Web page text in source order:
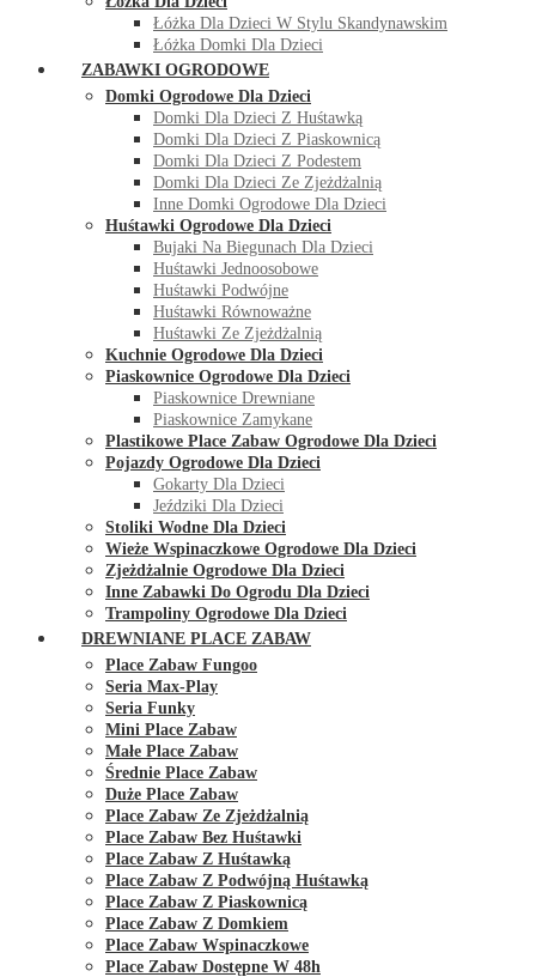
Łóżka Dla Dzieci W Stylu Skandynawskim
Łóżka Domki Dla Dzieci
ZABAWKI OGRODOWE
Domki Ogrodowe Dla Dzieci
Domki Dla Dzieci Z Huśtawką
Domki Dla Dzieci Z Piaskownicą
Domki Dla Dzieci Z Podestem
Domki Dla Dzieci Ze Zjeżdżalnią
Inne Domki Ogrodowe Dla Dzieci
Huśtawki Ogrodowe Dla Dzieci
Bujaki Na Biegunach Dla Dzieci
Huśtawki Jednoosobowe
Huśtawki Podwójne
Huśtawki Równoważne
Huśtawki Ze Zjeżdżalnią
Kuchnie Ogrodowe Dla Dzieci
Piaskownice Ogrodowe Dla Dzieci
Piaskownice Drewniane
Piaskownice Zamykane
Plastikowe Place Zabaw Ogrodowe Dla Dzieci
Pojazdy Ogrodowe Dla Dzieci
Gokarty Dla Dzieci
Jeździki Dla Dzieci
Stoliki Wodne Dla Dzieci
Wieże Wspinaczkowe Ogrodowe Dla Dzieci
Zjeżdżalnie Ogrodowe Dla Dzieci
Inne Zabawki Do Ogrodu Dla Dzieci
Trampoliny Ogrodowe Dla Dzieci
DREWNIANE PLACE ZABAW
Place Zabaw Fungoo
Seria Max-Play
Seria Funky
Mini Place Zabaw
Małe Place Zabaw
Średnie Place Zabaw
Duże Place Zabaw
Place Zabaw Ze Zjeżdżalnią
Place Zabaw Bez Huśtawki
Place Zabaw Z Huśtawką
Place Zabaw Z Podwójną Huśtawką
Place Zabaw Z Piaskownicą
Place Zabaw Z Domkiem
Place Zabaw Wspinaczkowe
Place Zabaw Dostępne W 48h